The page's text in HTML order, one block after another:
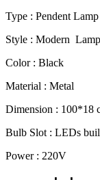
ดีไซน์
[1127]
ชิ้น
Type : Pendent Lamp
Style : Modern Lamp
Color : Black
Material : Metal
Dimension : 100*18
Bulb Slot : LEDs
Power : 220V